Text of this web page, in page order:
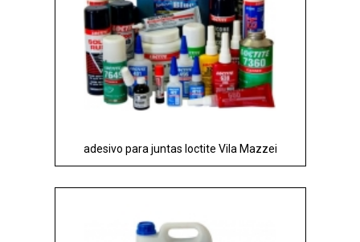
adesivo para juntas loctite Vila Mazzei